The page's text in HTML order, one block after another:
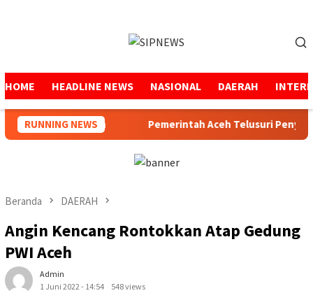
HOME HEADLINE NEWS NASIONAL DAERAH
RUNNING NEWS
SPS Aceh Pemerintah Aceh Telusuri Penyebab
Beranda DAERAH
Angin Kencang Rontokkan Atap Gedung
PWI Aceh
Admin
1 Juni 2022 - 14:54
548 views